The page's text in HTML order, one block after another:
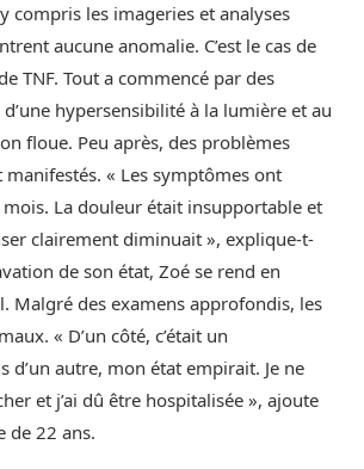
compris les imageries et analyses
aucune anomalie. C’est le cas de
TNF. Tout a commencé par des
hypersensibilité à la lumière et au
floue. Peu après, des problèmes
manifestés. « Les symptômes ont
La douleur était insupportable et
clairement diminuait », explique-t-
de son état, Zoé se rend en
Malgré des examens approfondis, les
« D’un côté, c’était un
d’un autre, mon état empirait. Je ne
et j’ai dû être hospitalisée », ajoute
de 22 ans.